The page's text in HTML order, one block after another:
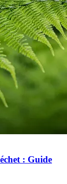
: Guide